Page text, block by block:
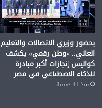
بحضور وزيري الاتصالات والتعليم
العالي.. «وطن رقمي» يكشف
كواليس إنجازات أكبر مبادرة
للذكاء الاصطناعي في مصر
منذ 41 دقيقة